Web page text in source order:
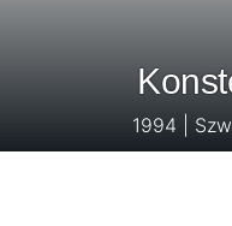
1994 |